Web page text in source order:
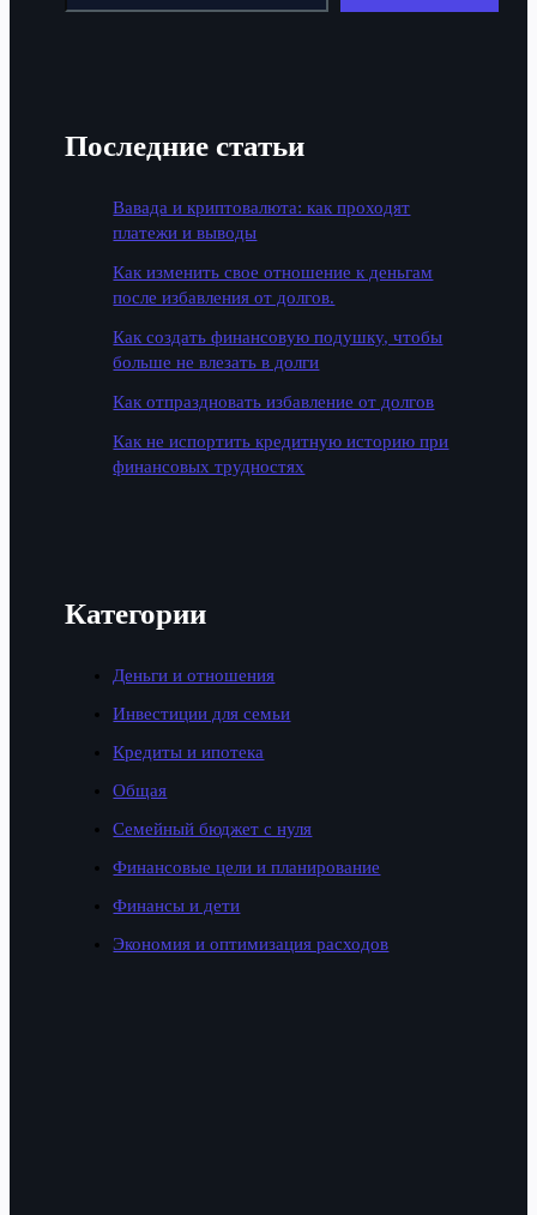
Последние статьи
Вавада и криптовалюта: как проходят
платежи и выводы
Как изменить свое отношение к деньгам
после избавления от долгов.
Как создать финансовую подушку, чтобы
больше не влезать в долги
Как отпраздновать избавление от долгов
Как не испортить кредитную историю при
финансовых трудностях
Категории
Деньги и отношения
Инвестиции для семьи
Кредиты и ипотека
Общая
Семейный бюджет с нуля
Финансовые цели и планирование
Финансы и дети
Экономия и оптимизация расходов